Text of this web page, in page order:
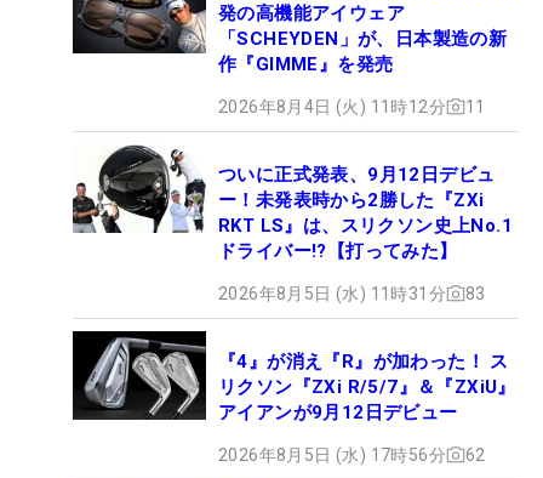
発の高機能アイウェア
「SCHEYDEN」が、日本製造の新
作『GIMME』を発売
2026年8月4日 (火) 11時12分 11
ついに正式発表、9月12日デビュ
ー！未発表時から2勝した『ZXi
RKT LS』は、スリクソン史上No.1
ドライバー!?【打ってみた】
2026年8月5日 (水) 11時31分 83
『4』が消え『R』が加わった！ ス
リクソン『ZXi R/5/7』＆『ZXiU』
アイアンが9月12日デビュー
2026年8月5日 (水) 17時56分 62